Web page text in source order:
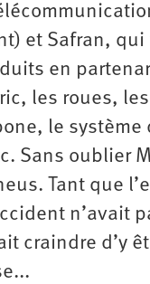
et Safran, qui
en
les roues,
le système
Sans oublier
Tant que
n’avait
craindre d’y